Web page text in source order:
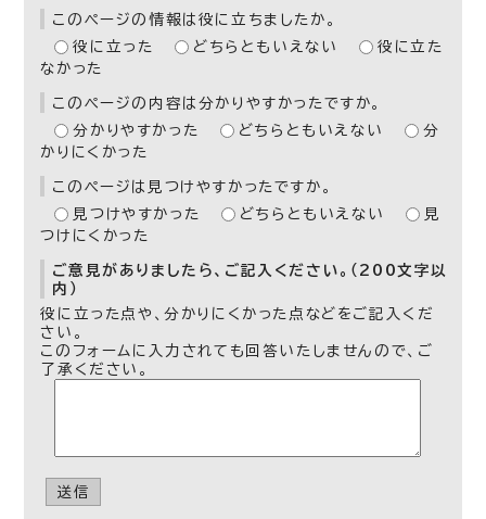
このページの情報は役に立ちましたか。
役に立った
どちらともいえない
役に立た
なかった
このページの内容は分かりやすかったですか。
分かりやすかった
どちらともいえない
分
かりにくかった
このページは見つけやすかったですか。
見つけやすかった
どちらともいえない
見
つけにくかった
ご意見がありましたら、ご記入ください。（200文字以
内）
役に立った点や、分かりにくかった点などをご記入くだ
さい。
このフォームに入力されても回答いたしませんので、ご
了承ください。
送信